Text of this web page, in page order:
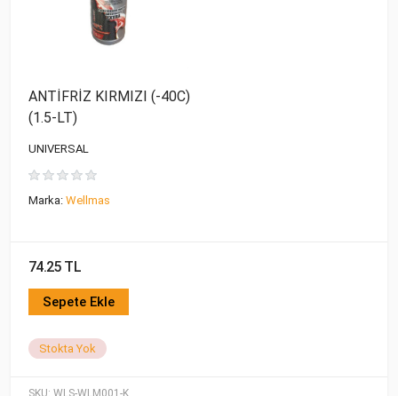
SKU: WLS-WLM001-K
ANTİFRİZ KIRMIZI (-40C)
(1.5-LT)
UNIVERSAL
Marka: Wellmas
74.25 TL
Sepete Ekle
Stokta Yok